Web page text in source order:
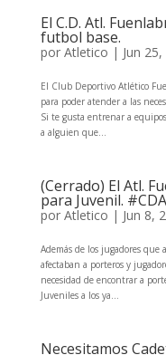
El C.D. Atl.
futbol base.
por Atletico | Jun
El Club Deportivo Atlético
para poder atender a las
Si te gusta entrenar a
a alguien que...
(Cerrado) El Atl.
para Juvenil.
por Atletico | Jun 8,
Además de los jugadores
afectaban a porteros y
necesidad de encontrar a
Juveniles a los ya...
Necesitamos